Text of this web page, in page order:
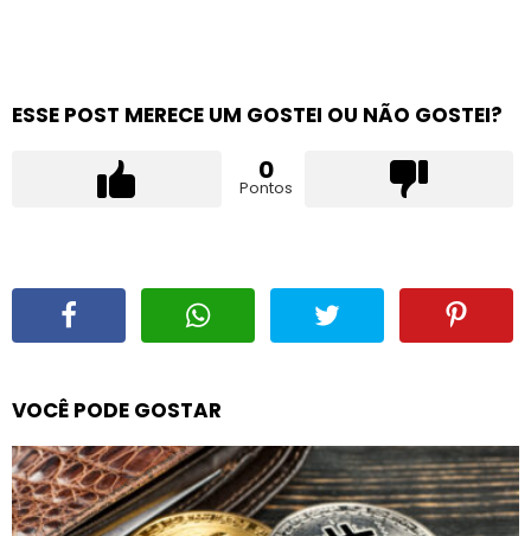
ESSE POST MERECE UM GOSTEI OU NÃO GOSTEI?
0
Pontos
VOCÊ PODE GOSTAR